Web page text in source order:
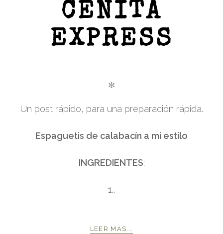
CENITA
EXPRESS
✻
Un post rápido, para una preparación rápida.
Espaguetis de calabacín a mi estilo
INGREDIENTES:
1..
LEER MAS...